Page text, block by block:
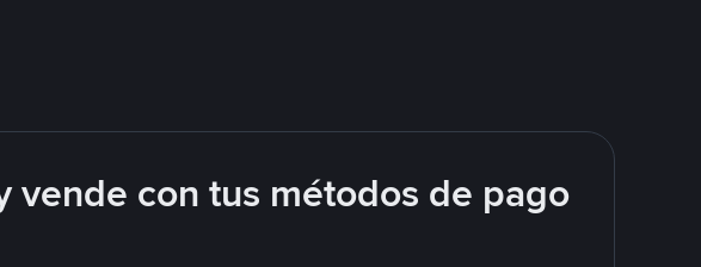
vende con tus métodos de pago